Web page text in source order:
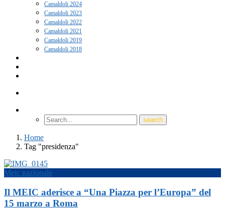
Camaldoli 2024
Camaldoli 2023
Camaldoli 2022
Camaldoli 2021
Camaldoli 2019
Camaldoli 2018
Home
Tag "presidenza"
Meic nazionale
Il MEIC aderisce a “Una Piazza per l’Europa” del
15 marzo a Roma